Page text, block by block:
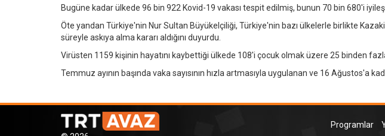
Bugüne kadar ülkede 96 bin 922 Kovid-19 vakası tespit edilmiş, bunun 70 bin 680'i
Öte yandan Türkiye'nin Nur Sultan Büyükelçiliği, Türkiye'nin bazı ülkelerle birlikte
süreyle askıya alma kararı aldığını duyurdu.
Virüsten 1159 kişinin hayatını kaybettiği ülkede 108'i çocuk olmak üzere 25 binden
Temmuz ayının başında vaka sayısının hızla artmasıyla uygulanan ve 16 Ağustos'a
Programlar